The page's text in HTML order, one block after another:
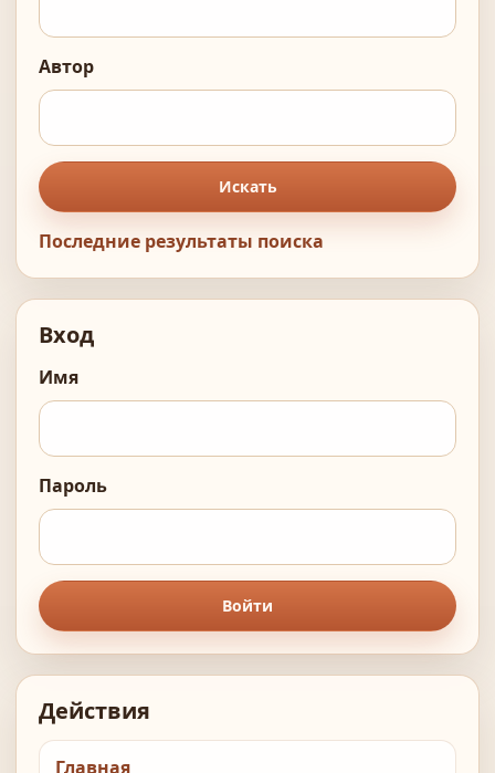
Автор
Искать
Последние результаты поиска
Вход
Имя
Пароль
Войти
Действия
Главная